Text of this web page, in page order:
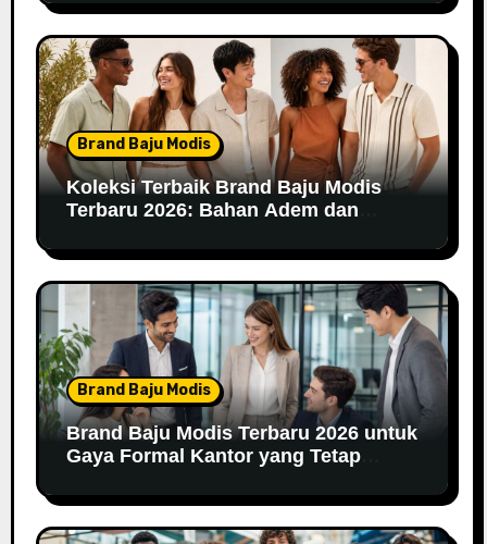
Brand Baju Modis
Koleksi Terbaik Brand Baju Modis
Terbaru 2026: Bahan Adem dan
Brand Baju Modis
Brand Baju Modis Terbaru 2026 untuk
Gaya Formal Kantor yang Tetap